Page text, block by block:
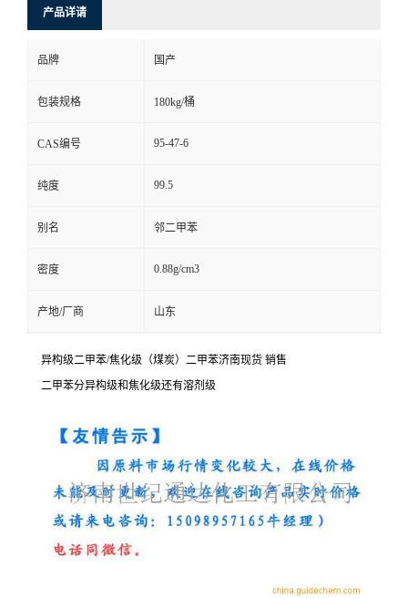
产品详请
品牌 国产
包装规格 180kg/桶
CAS编号 95-47-6
纯度 99.5
别名 邻二甲苯
密度 0.88g/cm3
产地/厂商 山东
异构级二甲苯/焦化级（煤炭）二甲苯济南现货 销售
二甲苯分异构级和焦化级还有溶剂级